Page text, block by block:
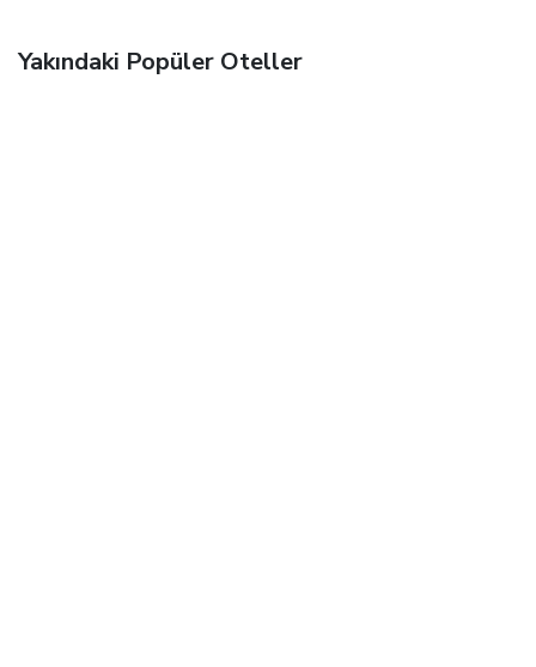
Yakındaki Popüler Oteller